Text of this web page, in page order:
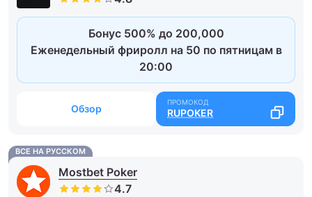
Бонус 500% до 200,000
Еженедельный фриролл на 50 по пятницам в
20:00
Обзор RUPOKER
ВСЕ НА РУССКОМ
Mostbet Poker